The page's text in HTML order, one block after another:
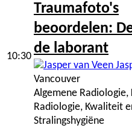
10:30
Traumafoto's
beoordelen:
de laborant
Vancouver
Algemene Radiologie,
Radiologie, Kwaliteit
Stralingshygiëne